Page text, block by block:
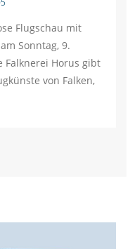
Flugschau mit
Sonntag, 9.
Falknerei Horus gibt
von Falken,